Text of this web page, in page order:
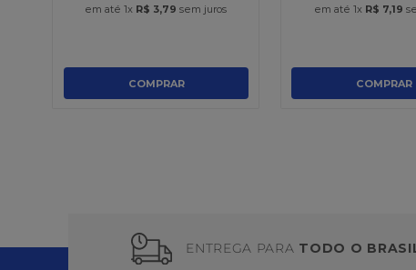
em até1x R$ 3,79 sem juros
COMPRAR
em até1x R$ 7,19
COMPRAR
ENTREGA PARA TODO O